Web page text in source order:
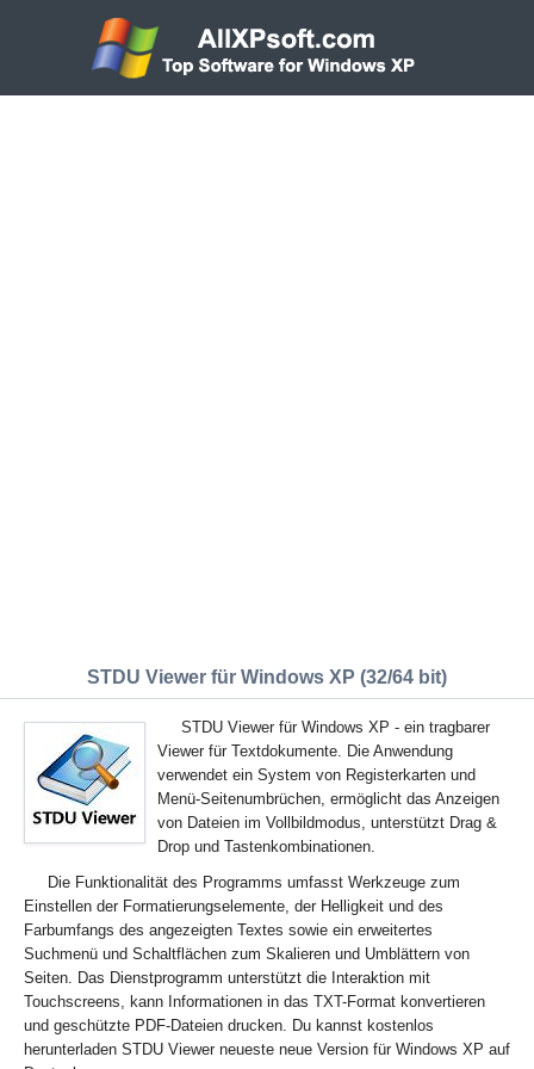
STDU Viewer für Windows XP (32/64 bit)
STDU Viewer für Windows XP - ein tragbarer
Viewer für Textdokumente. Die Anwendung
verwendet ein System von Registerkarten und
Menü-Seitenumbrüchen, ermöglicht das Anzeigen
von Dateien im Vollbildmodus, unterstützt Drag &
Drop und Tastenkombinationen.
Die Funktionalität des Programms umfasst Werkzeuge zum
Einstellen der Formatierungselemente, der Helligkeit und des
Farbumfangs des angezeigten Textes sowie ein erweitertes
Suchmenü und Schaltflächen zum Skalieren und Umblättern von
Seiten. Das Dienstprogramm unterstützt die Interaktion mit
Touchscreens, kann Informationen in das TXT-Format konvertieren
und geschützte PDF-Dateien drucken. Du kannst kostenlos
herunterladen STDU Viewer neueste neue Version für Windows XP auf